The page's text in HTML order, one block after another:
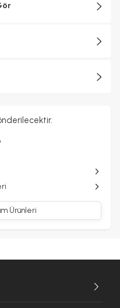
Ürünleri